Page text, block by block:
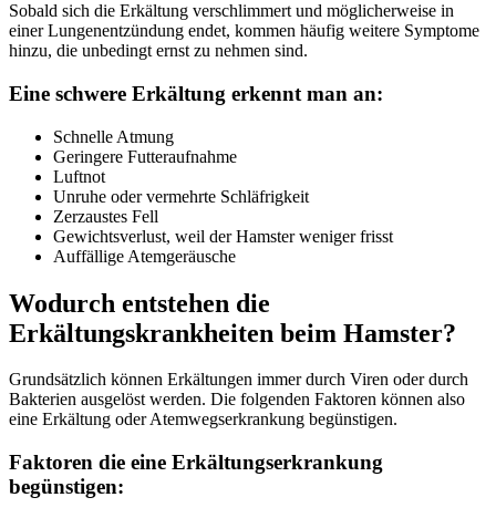
Sobald sich die Erkältung verschlimmert und möglicherweise in
einer Lungenentzündung endet, kommen häufig weitere Symptome
hinzu, die unbedingt ernst zu nehmen sind.
Eine schwere Erkältung erkennt man an:
Schnelle Atmung
Geringere Futteraufnahme
Luftnot
Unruhe oder vermehrte Schläfrigkeit
Zerzaustes Fell
Gewichtsverlust, weil der Hamster weniger frisst
Auffällige Atemgeräusche
Wodurch entstehen die
Erkältungskrankheiten beim Hamster?
Grundsätzlich können Erkältungen immer durch Viren oder durch
Bakterien ausgelöst werden. Die folgenden Faktoren können also
eine Erkältung oder Atemwegserkrankung begünstigen.
Faktoren die eine Erkältungserkrankung
begünstigen: